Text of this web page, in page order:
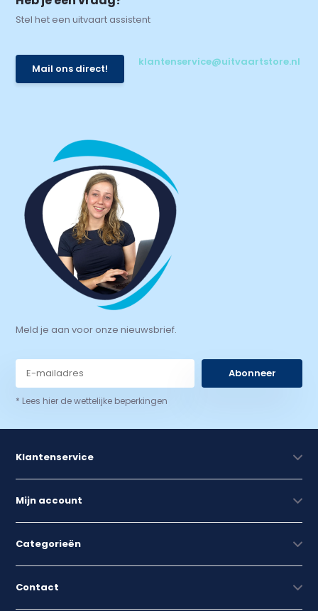
Stel het een uitvaart assistent
Mail ons direct!
klantenservice@uitvaartstore.nl
Meld je aan voor onze nieuwsbrief.
Abonneer
* Lees hier de wettelijke beperkingen
Klantenservice
Mijn account
Categorieën
Contact